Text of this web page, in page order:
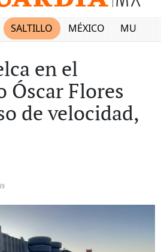
SALTILLO MÉXICO MUNDO
en el
Óscar Flores
de velocidad,